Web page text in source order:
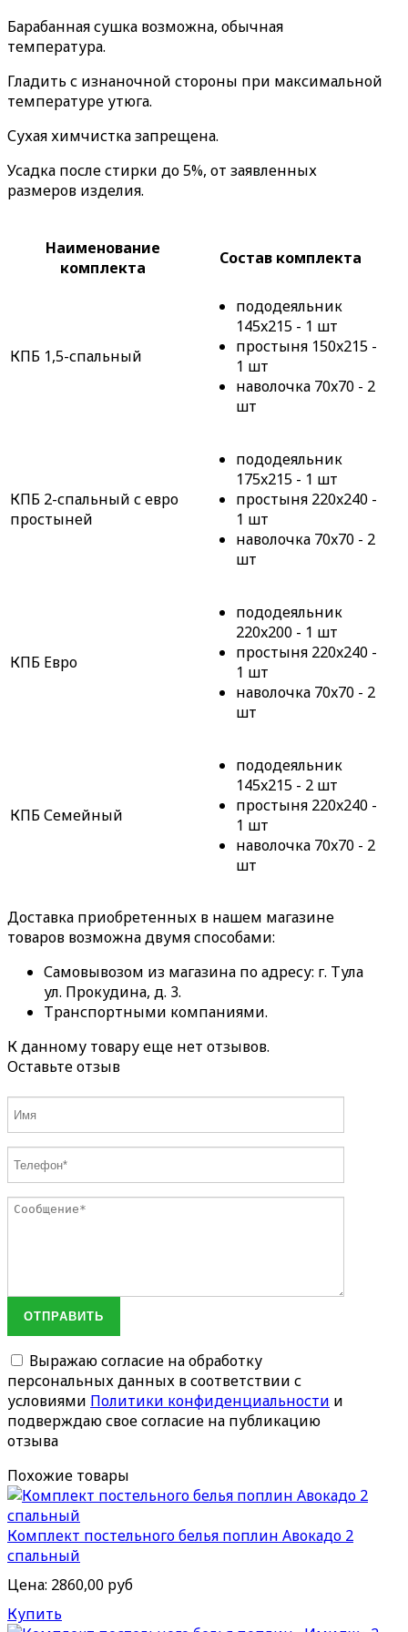
Барабанная сушка возможна, обычная
температура.
Гладить с изнаночной стороны при максимальной
температуре утюга.
Сухая химчистка запрещена.
Усадка после стирки до 5%, от заявленных
размеров изделия.
Наименование
комплекта
Состав комплекта
КПБ 1,5-спальный
пододеяльник
145x215 - 1 шт
простыня 150x215 -
1 шт
наволочка 70x70 - 2
шт
КПБ 2-спальный с евро
простыней
пододеяльник
175x215 - 1 шт
простыня 220x240 -
1 шт
наволочка 70x70 - 2
шт
КПБ Евро
пододеяльник
220x200 - 1 шт
простыня 220x240 -
1 шт
наволочка 70x70 - 2
шт
КПБ Семейный
пододеяльник
145x215 - 2 шт
простыня 220x240 -
1 шт
наволочка 70x70 - 2
шт
Доставка приобретенных в нашем магазине
товаров возможна двумя способами:
Самовывозом из магазина по адресу: г. Тула
ул. Прокудина, д. 3.
Транспортными компаниями.
К данному товару еще нет отзывов.
Оставьте отзыв
ОТПРАВИТЬ
Выражаю согласие на обработку
персональных данных в соответствии с
условиями Политики конфиденциальности и
подверждаю свое согласие на публикацию
отзыва
Похожие товары
Комплект постельного белья поплин Авокадо 2
спальный
Цена: 2860,00 руб
Купить